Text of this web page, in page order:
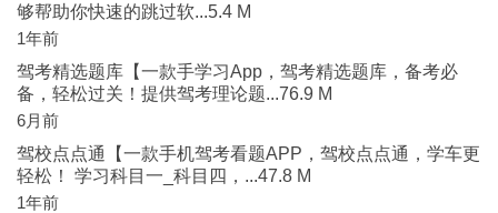
够帮助你快速的跳过软...5.4 M
1年前
驾考精选题库【一款手学习App，驾考精选题库，备考必
备，轻松过关！提供驾考理论题...76.9 M
6月前
驾校点点通【一款手机驾考看题APP，驾校点点通，学车更
轻松！ 学习科目一_科目四，...47.8 M
1年前